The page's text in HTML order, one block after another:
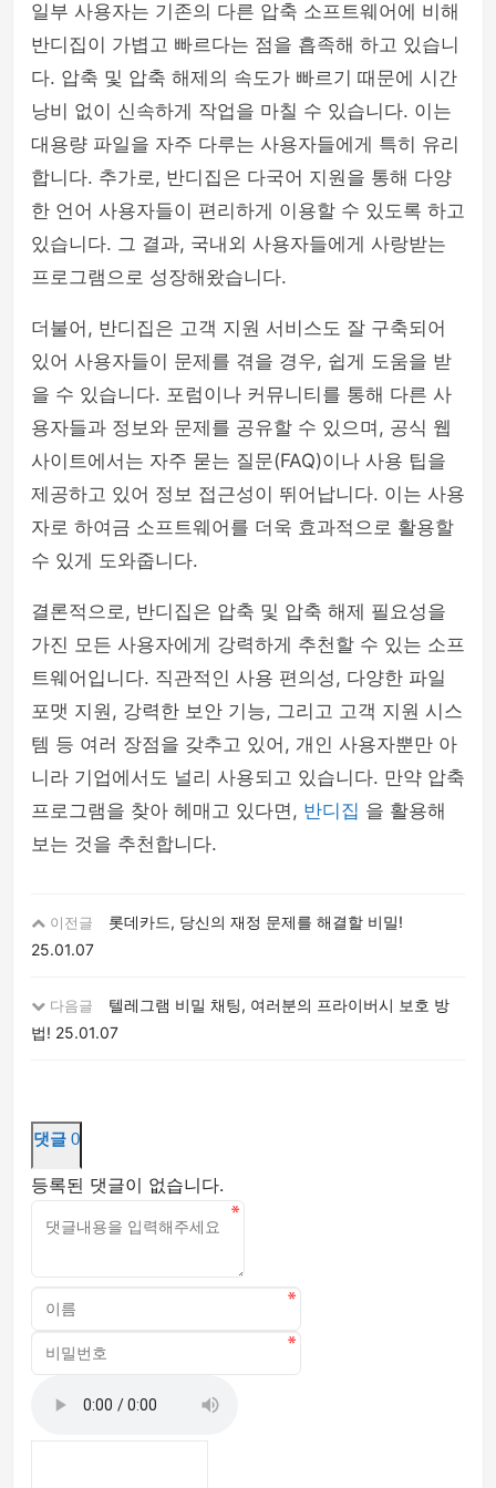
일부 사용자는 기존의 다른 압축 소프트웨어에 비해
반디집이 가볍고 빠르다는 점을 흡족해 하고 있습니
다. 압축 및 압축 해제의 속도가 빠르기 때문에 시간
낭비 없이 신속하게 작업을 마칠 수 있습니다. 이는
대용량 파일을 자주 다루는 사용자들에게 특히 유리
합니다. 추가로, 반디집은 다국어 지원을 통해 다양
한 언어 사용자들이 편리하게 이용할 수 있도록 하고
있습니다. 그 결과, 국내외 사용자들에게 사랑받는
프로그램으로 성장해왔습니다.
더불어, 반디집은 고객 지원 서비스도 잘 구축되어
있어 사용자들이 문제를 겪을 경우, 쉽게 도움을 받
을 수 있습니다. 포럼이나 커뮤니티를 통해 다른 사
용자들과 정보와 문제를 공유할 수 있으며, 공식 웹
사이트에서는 자주 묻는 질문(FAQ)이나 사용 팁을
제공하고 있어 정보 접근성이 뛰어납니다. 이는 사용
자로 하여금 소프트웨어를 더욱 효과적으로 활용할
수 있게 도와줍니다.
결론적으로, 반디집은 압축 및 압축 해제 필요성을
가진 모든 사용자에게 강력하게 추천할 수 있는 소프
트웨어입니다. 직관적인 사용 편의성, 다양한 파일
포맷 지원, 강력한 보안 기능, 그리고 고객 지원 시스
템 등 여러 장점을 갖추고 있어, 개인 사용자뿐만 아
니라 기업에서도 널리 사용되고 있습니다. 만약 압축
프로그램을 찾아 헤매고 있다면, 반디집 을 활용해
보는 것을 추천합니다.
이전글
롯데카드, 당신의 재정 문제를 해결할 비밀!
25.01.07
다음글
텔레그램 비밀 채팅, 여러분의 프라이버시 보호 방
법! 25.01.07
댓글 0
등록된 댓글이 없습니다.